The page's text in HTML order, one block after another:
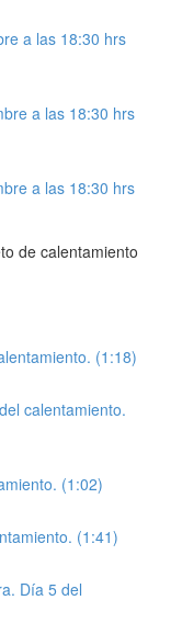
a las 18:30 hrs
a las 18:30 hrs
a las 18:30 hrs
de calentamiento
(1:18)
calentamiento.
(1:02)
(1:41)
Día 5 del